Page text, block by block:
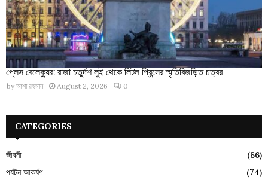
প্লেস বেলেক্যুর: রাজা চতুর্দশ লুই থেকে লিটল প্রিন্সের স্মৃতিবিজড়িত চত্বর
by আশা রহমান August 2, 2026 0
CATEGORIES
জীবনী
(86)
পর্যটন আকর্ষণ
(74)